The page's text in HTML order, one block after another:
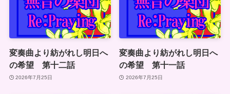
変奏曲より紡がれし明日へ
の希望 第十二話
2026年7月25日
変奏曲より紡がれし明日へ
の希望 第十一話
2026年7月25日